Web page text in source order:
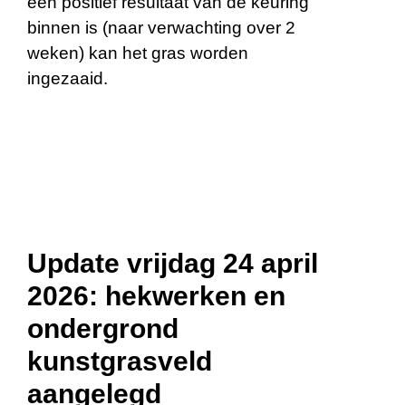
binnen is (naar verwachting over 2
weken) kan het gras worden
ingezaaid.
Update vrijdag 24 april
2026: hekwerken en
ondergrond
kunstgrasveld
aangelegd